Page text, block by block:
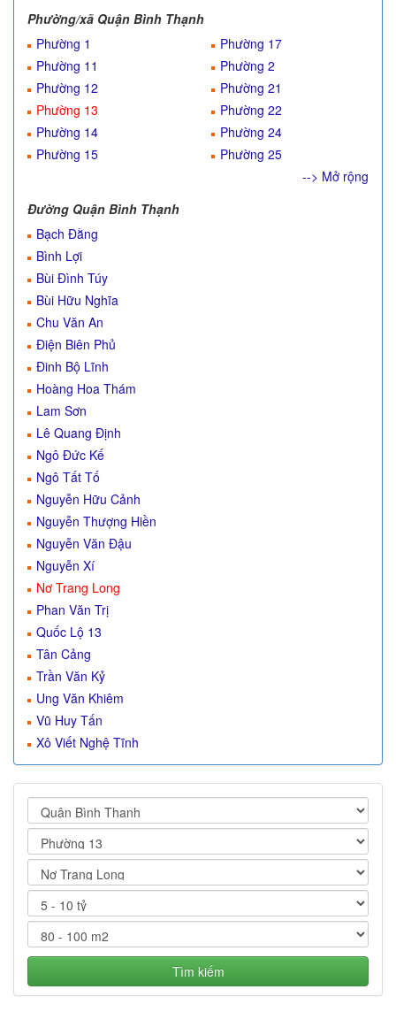
Phường/xã Quận Bình Thạnh
Phường 1
Phường 11
Phường 12
Phường 13
Phường 14
Phường 15
Phường 17
Phường 2
Phường 21
Phường 22
Phường 24
Phường 25
--> Mở rộng
Đường Quận Bình Thạnh
Bạch Đằng
Bình Lợi
Bùi Đình Túy
Bùi Hữu Nghĩa
Chu Văn An
Điện Biên Phủ
Đinh Bộ Lĩnh
Hoàng Hoa Thám
Lam Sơn
Lê Quang Định
Ngô Đức Kế
Ngô Tất Tố
Nguyễn Hữu Cảnh
Nguyễn Thượng Hiền
Nguyễn Văn Đậu
Nguyễn Xí
Nơ Trang Long
Phan Văn Trị
Quốc Lộ 13
Tân Cảng
Trần Văn Kỷ
Ung Văn Khiêm
Vũ Huy Tấn
Xô Viết Nghệ Tĩnh
Tìm kiếm